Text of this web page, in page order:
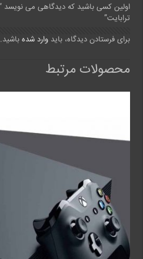
ترابایت”
برای فرستادن دیدگاه، بایدوارد شده باشید.
محصولات مرتبط